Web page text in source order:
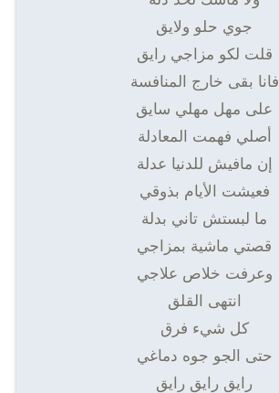
جوي حلو ولايق
قلت لكو مزاجي رايق
فانا بقى خارج المنافسة
على مهل مهلي سايق
أصلي فهمت المعادلة
إن مافيش للدنيا عدلة
فعيشت الأيام بذوقي
ما لبستش تاني بدلة
قصتي ماشية بمزاجي
وعرفت خلاص علاجي
انتهى القلق
كل شيء فرق
حتى الجو جوه دماغي
رايق رايق رايق